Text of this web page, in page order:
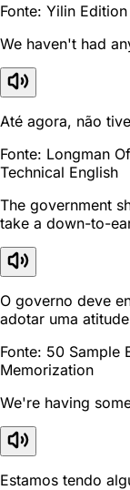
Fonte: Yilin
We haven't had
Até agora, não
Fonte: Longman
Technical English
The government
take a down-to-
O governo deve
adotar uma
Fonte: 50 Sample
Memorization
We're having
Estamos tendo